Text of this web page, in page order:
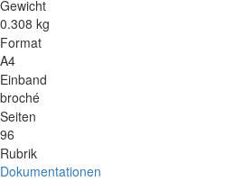
Gewicht
0.308 kg
Format
A4
Einband
broché
Seiten
96
Rubrik
Dokumentationen